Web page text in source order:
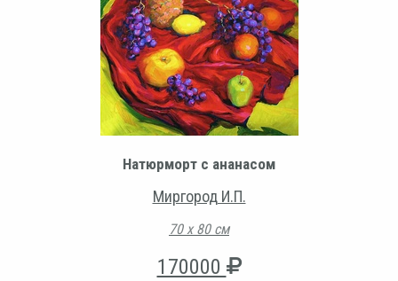
Натюрморт с ананасом
Миргород И.П.
70 х 80 см
170000